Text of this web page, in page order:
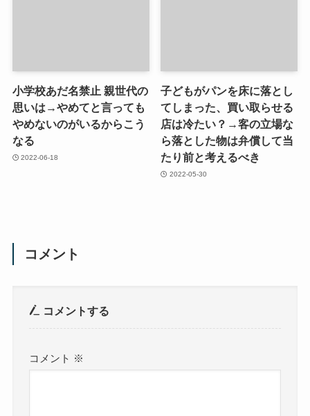
小学校あだ名禁止 親世代の
思いは→やめてと言っても
やめないのがいるからこう
なる
2022-06-18
子どもがパンを床に落とし
てしまった、買い取らせる
店は冷たい？→客の立場な
ら落とした物は弁償して当
たり前と考えるべき
2022-05-30
コメント
コメントする
コメント ※